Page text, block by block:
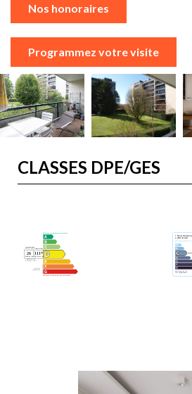
Nos honoraires
Programmez votre visite
CLASSES DPE/GES